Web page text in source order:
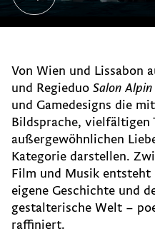
Von Wien und Lissabon
und Regieduo Salon Alpin
und Gamedesigns die
Bildsprache, vielfältigen
außergewöhnlichen
Kategorie darstellen.
Film und Musik
eigene Geschichte und
gestalterische Welt –
raffiniert.